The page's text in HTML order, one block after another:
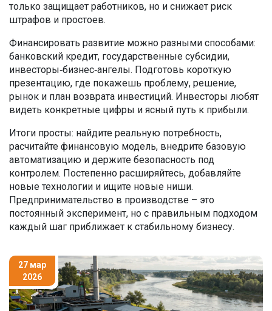
только защищает работников, но и снижает риск
штрафов и простоев.
Финансировать развитие можно разными способами:
банковский кредит, государственные субсидии,
инвесторы‑бизнес‑ангелы. Подготовь короткую
презентацию, где покажешь проблему, решение,
рынок и план возврата инвестиций. Инвесторы любят
видеть конкретные цифры и ясный путь к прибыли.
Итоги просты: найдите реальную потребность,
расчитайте финансовую модель, внедрите базовую
автоматизацию и держите безопасность под
контролем. Постепенно расширяйтесь, добавляйте
новые технологии и ищите новые ниши.
Предпринимательство в производстве – это
постоянный эксперимент, но с правильным подходом
каждый шаг приближает к стабильному бизнесу.
27 мар
2026